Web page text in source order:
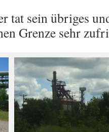
tat sein übriges
Grenze sehr